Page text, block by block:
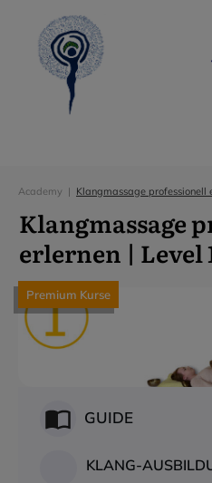
Academy |
Klangmassage
erlernen | Level
Premium Kurse
GUIDE
KLANG-